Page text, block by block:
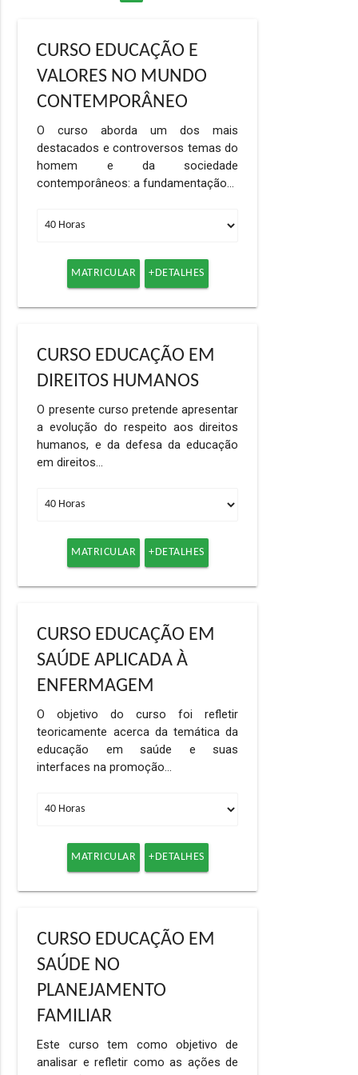
CURSO EDUCAÇÃO E
VALORES NO MUNDO
CONTEMPORÂNEO
O curso aborda um dos mais
destacados e controversos temas do
homem e da sociedade
contemporâneos: a fundamentação…
MATRICULAR +DETALHES
CURSO EDUCAÇÃO EM
DIREITOS HUMANOS
O presente curso pretende apresentar
a evolução do respeito aos direitos
humanos, e da defesa da educação
em direitos…
MATRICULAR +DETALHES
CURSO EDUCAÇÃO EM
SAÚDE APLICADA À
ENFERMAGEM
O objetivo do curso foi refletir
teoricamente acerca da temática da
educação em saúde e suas
interfaces na promoção…
MATRICULAR +DETALHES
CURSO EDUCAÇÃO EM
SAÚDE NO
PLANEJAMENTO
FAMILIAR
Este curso tem como objetivo de
analisar e refletir como as ações de